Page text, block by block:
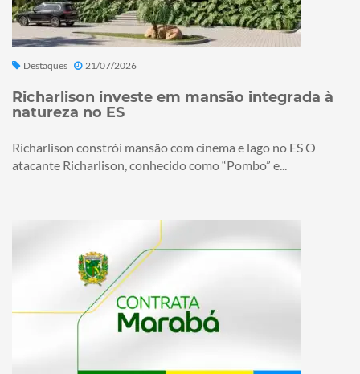
Destaques 21/07/2026
Richarlison investe em mansão integrada à
natureza no ES
Richarlison constrói mansão com cinema e lago no ES O
atacante Richarlison, conhecido como “Pombo” e...